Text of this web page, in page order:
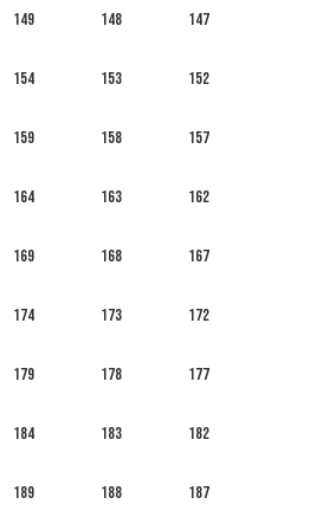
147
148
149
152
153
154
157
158
159
162
163
164
167
168
169
172
173
174
177
178
179
182
183
184
187
188
189